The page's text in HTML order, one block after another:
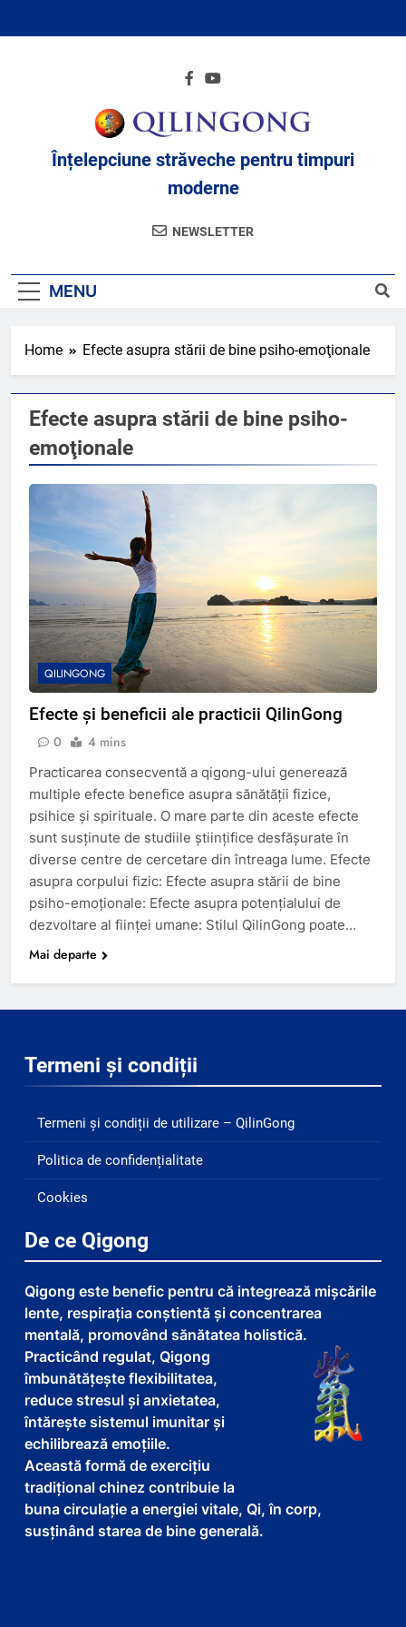
Înțelepciune străveche pentru timpuri
moderne
NEWSLETTER
MENU
Home Efecte asupra stării de bine psiho-emoţionale
Efecte asupra stării de bine psiho-
emoţionale
QILINGONG
Efecte și beneficii ale practicii QilinGong
0 4 mins
Practicarea consecventă a qigong-ului generează
multiple efecte benefice asupra sănătăţii fizice,
psihice şi spirituale. O mare parte din aceste efecte
sunt susţinute de studiile ştiinţifice desfăşurate în
diverse centre de cercetare din întreaga lume. Efecte
asupra corpului fizic: Efecte asupra stării de bine
psiho-emoţionale: Efecte asupra potenţialului de
dezvoltare al fiinţei umane: Stilul QilinGong poate…
Mai departe
Termeni și condiții
Termeni și condiții de utilizare – QilinGong
Politica de confidențialitate
Cookies
De ce Qigong
Qigong este benefic pentru că integrează mișcările
lente, respirația conștientă și concentrarea
mentală, promovând sănătatea holistică.
Practicând regulat, Qigong
îmbunătățește flexibilitatea,
reduce stresul și anxietatea,
întărește sistemul imunitar și
echilibrează emoțiile.
Această formă de exercițiu
tradițional chinez contribuie la
buna circulație a energiei vitale, Qi, în corp,
susținând starea de bine generală.